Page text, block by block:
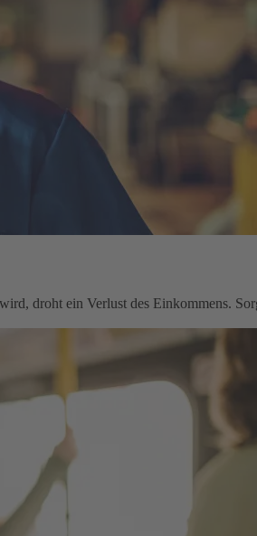
droht ein Verlust des Einkommens.